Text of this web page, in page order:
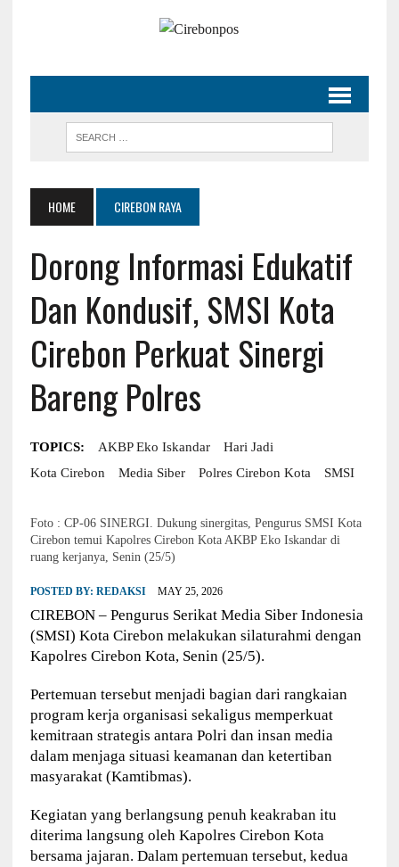
HOME CIREBON RAYA
Dorong Informasi Edukatif
Dan Kondusif, SMSI Kota
Cirebon Perkuat Sinergi
Bareng Polres
TOPICS: AKBP Eko Iskandar
Hari Jadi
Kota Cirebon
Media Siber Polres Cirebon Kota SMSI
Foto : CP-06 SINERGI. Dukung sinergitas, Pengurus SMSI Kota
Cirebon temui Kapolres Cirebon Kota AKBP Eko Iskandar di
ruang kerjanya, Senin (25/5)
POSTED BY: REDAKSI MAY 25, 2026
CIREBON – Pengurus Serikat Media Siber Indonesia
(SMSI) Kota Cirebon melakukan silaturahmi dengan
Kapolres Cirebon Kota, Senin (25/5).
Pertemuan tersebut menjadi bagian dari rangkaian
program kerja organisasi sekaligus memperkuat
kemitraan strategis antara Polri dan insan media
dalam menjaga situasi keamanan dan ketertiban
masyarakat (Kamtibmas).
Kegiatan yang berlangsung penuh keakraban itu
diterima langsung oleh Kapolres Cirebon Kota
bersama jajaran. Dalam pertemuan tersebut, kedua